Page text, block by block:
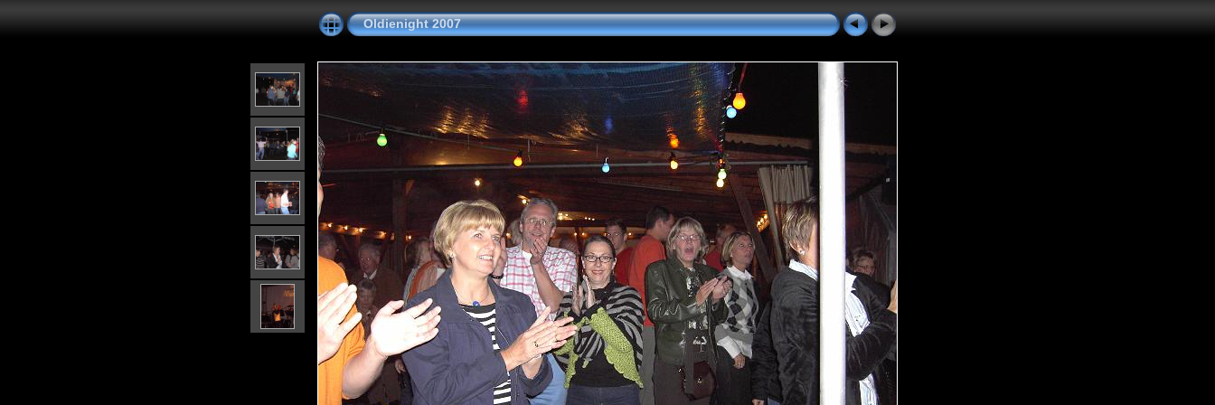
Oldienight 2007